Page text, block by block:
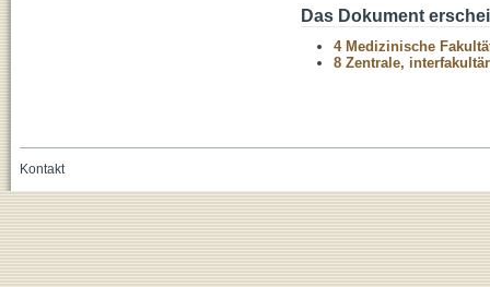
Das Dokument
4 Medizinische
8 Zentrale,
Kontakt